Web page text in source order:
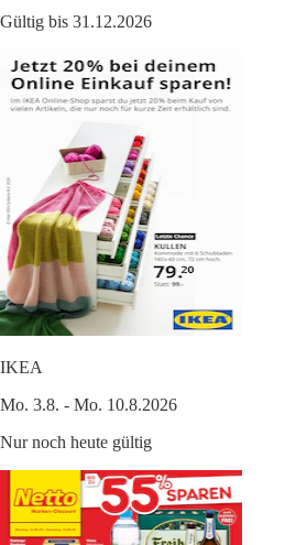
Gültig bis 31.12.2026
IKEA
Mo. 3.8. - Mo. 10.8.2026
Nur noch heute gültig